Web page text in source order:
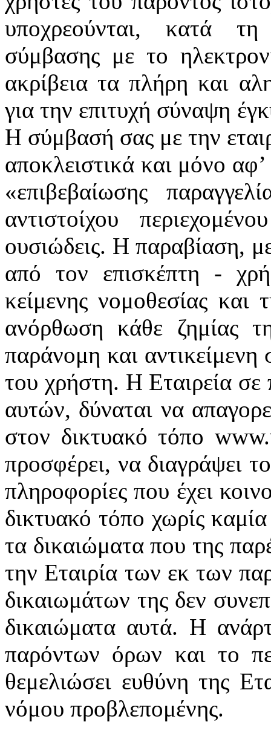
υποχρεούνται, κατά
σύμβασης με το
ακρίβεια τα πλήρη και
για την επιτυχή σύναψη
Η σύμβασή σας με την
αποκλειστικά και μόνο
«επιβεβαίωσης
αντιστοίχου
ουσιώδεις. Η παραβίαση,
από τον επισκέπτη -
κείμενης νομοθεσίας
ανόρθωση κάθε ζημίας
παράνομη και
του χρήστη. Η Εταιρεία
αυτών, δύναται να
στον δικτυακό τόπο
προσφέρει, να διαγράψει
πληροφορίες που έχει
δικτυακό τόπο χωρίς
τα δικαιώματα που της
την Εταιρία των εκ των
δικαιωμάτων της δεν
δικαιώματα αυτά. Η
παρόντων όρων και το
θεμελιώσει ευθύνη της
νόμου προβλεπομένης.